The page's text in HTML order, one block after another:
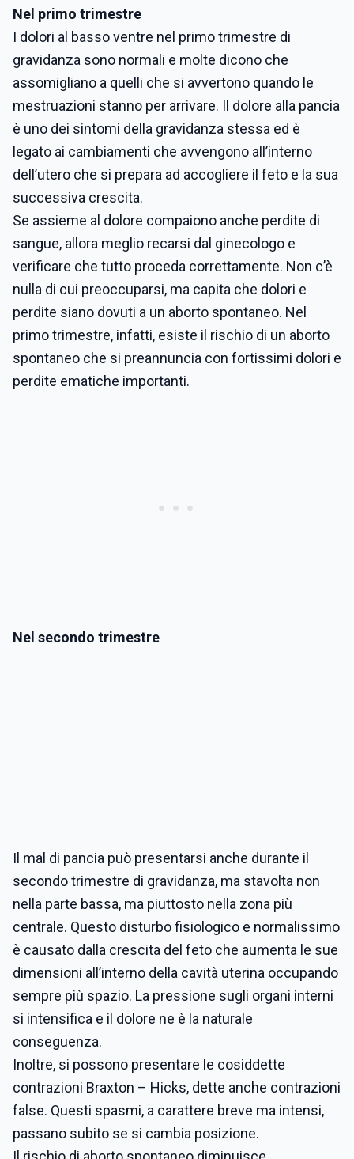
Nel primo trimestre
I dolori al basso ventre nel primo trimestre di
gravidanza sono normali e molte dicono che
assomigliano a quelli che si avvertono quando le
mestruazioni stanno per arrivare. Il dolore alla pancia
è uno dei sintomi della gravidanza stessa ed è
legato ai cambiamenti che avvengono all’interno
dell’utero che si prepara ad accogliere il feto e la sua
successiva crescita.
Se assieme al dolore compaiono anche perdite di
sangue, allora meglio recarsi dal ginecologo e
verificare che tutto proceda correttamente. Non c’è
nulla di cui preoccuparsi, ma capita che dolori e
perdite siano dovuti a un aborto spontaneo. Nel
primo trimestre, infatti, esiste il rischio di un aborto
spontaneo che si preannuncia con fortissimi dolori e
perdite ematiche importanti.
Nel secondo trimestre
Il mal di pancia può presentarsi anche durante il
secondo trimestre di gravidanza, ma stavolta non
nella parte bassa, ma piuttosto nella zona più
centrale. Questo disturbo fisiologico e normalissimo
è causato dalla crescita del feto che aumenta le sue
dimensioni all’interno della cavità uterina occupando
sempre più spazio. La pressione sugli organi interni
si intensifica e il dolore ne è la naturale
conseguenza.
Inoltre, si possono presentare le cosiddette
contrazioni Braxton – Hicks, dette anche contrazioni
false. Questi spasmi, a carattere breve ma intensi,
passano subito se si cambia posizione.